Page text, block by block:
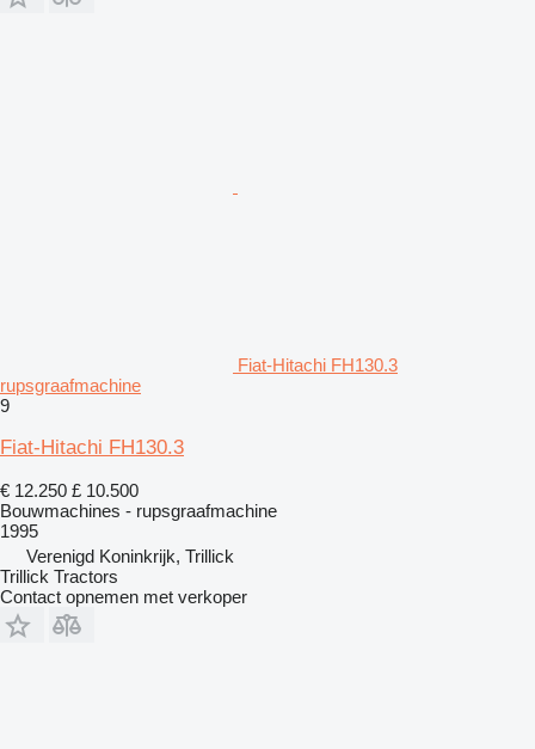
Fiat-Hitachi FH130.3
rupsgraafmachine
9
Fiat-Hitachi FH130.3
€ 12.250 £ 10.500
Bouwmachines - rupsgraafmachine
1995
Verenigd Koninkrijk, Trillick
Trillick Tractors
Contact opnemen met verkoper